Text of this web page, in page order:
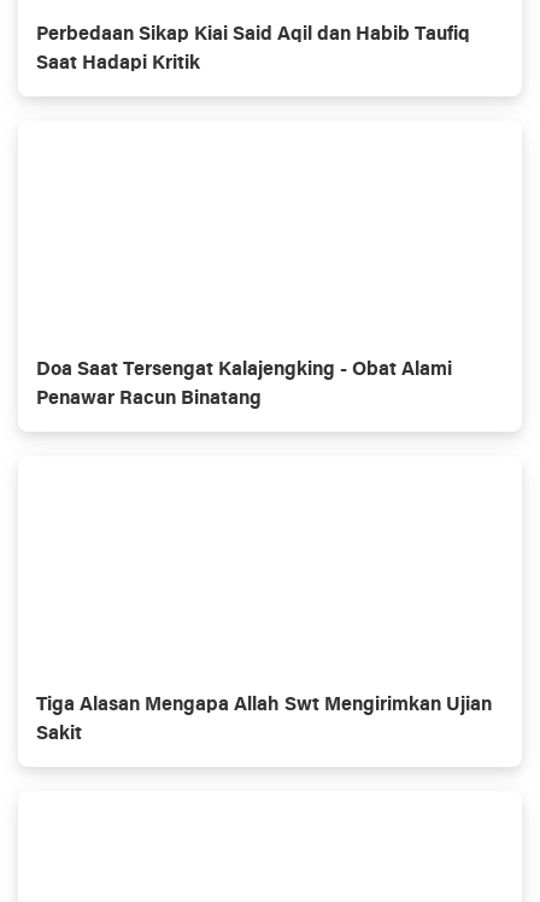
Perbedaan Sikap Kiai Said Aqil dan Habib Taufiq
Saat Hadapi Kritik
Doa Saat Tersengat Kalajengking - Obat Alami
Penawar Racun Binatang
Tiga Alasan Mengapa Allah Swt Mengirimkan Ujian
Sakit